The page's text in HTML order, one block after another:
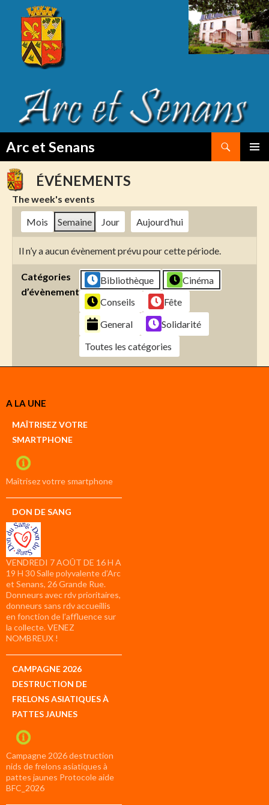
Arc et Senans
TO
CONTENTÉVÉNEMENTS
The week's events
Mois
Semaine Jour Aujourd’hui
Il n’y a aucun évènement prévu pour cette période.
Catégories
d’évènement
Bibliothèque
Cinéma
Conseils
Fête
General
Solidarité
Toutes les catégories
Créer
compte
compte
A LA UNE
MAÎTRISEZ VOTRE
SMARTPHONE
Maîtrisez votrre smartphone
DON DE SANG
VENDREDI 7 AOÛT DE 16 H A
19 H 30 Salle polyvalente d’Arc
et Senans, 26 Grande Rue.
Donneurs avec rdv prioritaires,
donneurs sans rdv accueillis
en fonction de l’affluence sur
la collecte. VENEZ
NOMBREUX !
CAMPAGNE 2026
DESTRUCTION DE
FRELONS ASIATIQUES À
PATTES JAUNES
Campagne 2026 destruction
nids de frelons asiatiques à
pattes jaunes Protocole aide
BFC_2026